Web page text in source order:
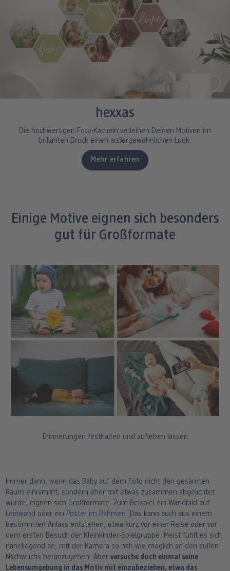
hexxas
Die hochwertigen Foto-Kacheln verleihen Deinen Motiven im
brillanten Druck einen außergewöhnlichen Look.
Mehr erfahren
Einige Motive eignen sich besonders
gut für Großformate
Erinnerungen festhalten und aufleben lassen
Immer dann, wenn das Baby auf dem Foto nicht den gesamten
Raum einnimmt, sondern eher mit etwas zusammen abgelichtet
wurde, eignen sich Großformate. Zum Beispiel ein Wandbild auf
Leinwand oder ein Poster im Rahmen . Das kann auch aus einem
bestimmten Anlass entstehen, etwa kurz vor einer Reise oder vor
dem ersten Besuch der Kleinkinder-Spielgruppe. Meist fühlt es sich
naheliegend an, mit der Kamera so nah wie möglich an den süßen
Nachwuchs heranzugehen. Aberversuche doch einmal seine
Lebensumgebung in das Motiv mit einzubeziehen, etwa das